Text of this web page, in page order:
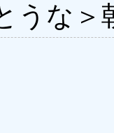
うな＞